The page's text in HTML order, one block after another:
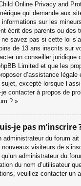
Online Privacy and
qui demande aux
sur les
écrit des parents ou des
savez pas si cette loi
de 13 ans inscrits sur
un conseiller juridique
Limited et que les
d’assistance légale
excepté lorsque
contacter à propos de
? ».
je pas m’inscrire
administrateur du forum
nouveaux visiteurs de
administrateur du
du nom d’utilisateur
veuillez contacter un